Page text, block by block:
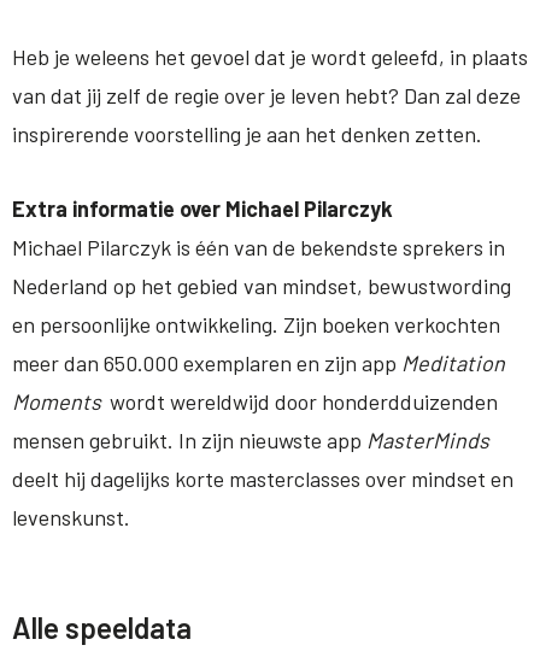
Heb je weleens het gevoel dat je wordt geleefd, in plaats
van dat jij zelf de regie over je leven hebt? Dan zal deze
inspirerende voorstelling je aan het denken zetten.
Extra informatie over Michael Pilarczyk
Michael Pilarczyk is één van de bekendste sprekers in
Nederland op het gebied van mindset, bewustwording
en persoonlijke ontwikkeling. Zijn boeken verkochten
meer dan 650.000 exemplaren en zijn app Meditation
Moments wordt wereldwijd door honderdduizenden
mensen gebruikt. In zijn nieuwste app MasterMinds
deelt hij dagelijks korte masterclasses over mindset en
levenskunst.
Alle speeldata